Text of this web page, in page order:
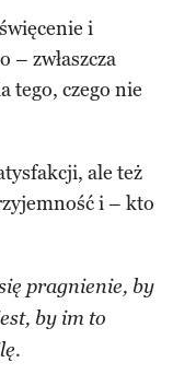
i
– zwłaszcza
tego, czego nie
ale też
i – kto
pragnienie, by
by im to